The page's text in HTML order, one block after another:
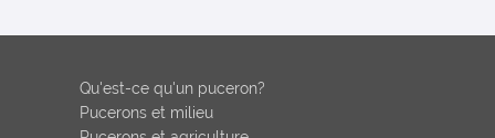
Qu'est-ce qu'un puceron?
Pucerons et milieu